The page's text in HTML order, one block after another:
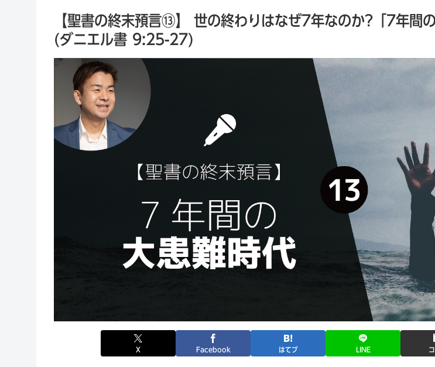
【聖書の終末預言⑬】 世の終わりはなぜ7年なのか?「7年間の
(ダニエル書 9:25-27)
X Facebook はてブ LINE